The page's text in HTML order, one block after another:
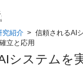
究紹介 > 信頼されるAI
立と応用
システムを